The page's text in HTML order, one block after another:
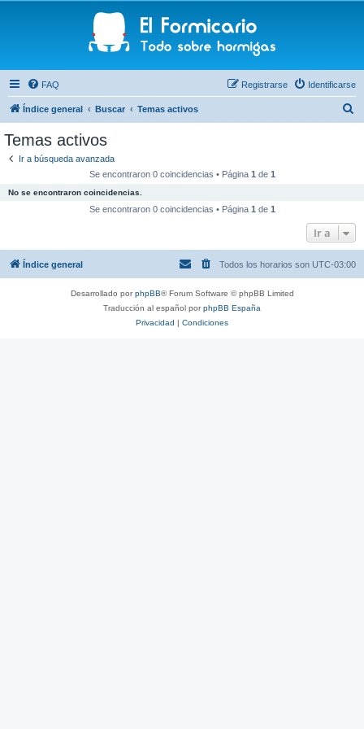
FAQ Identificarse
Registrarse
Índice general Buscar Temas activos
Temas activos
Ir a búsqueda avanzada
Se encontraron 0 coincidencias • Página 1 de 1
No se encontraron coincidencias.
Se encontraron 0 coincidencias • Página 1 de 1
Ir a
Índice general Todos los horarios son UTC-03:00
Desarrollado porphpBB® Forum Software © phpBB Limited
Traducción al español porphpBB España
Privacidad | Condiciones